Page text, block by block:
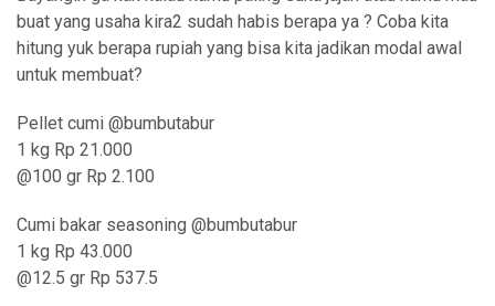
buat yang usaha kira2 sudah habis berapa ya ? Coba kita
hitung yuk berapa rupiah yang bisa kita jadikan modal awal
untuk membuat?
Pellet cumi @bumbutabur
1 kg Rp 21.000
@100 gr Rp 2.100
Cumi bakar seasoning @bumbutabur
1 kg Rp 43.000
@12.5 gr Rp 537.5